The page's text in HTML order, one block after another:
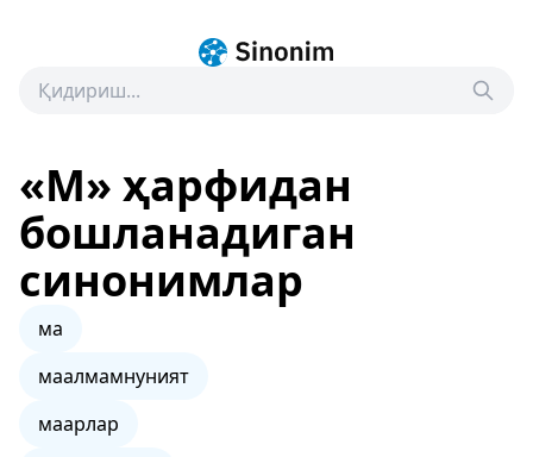
«М» ҳарфидан
бошланадиган
синонимлар
ма
маалмамнуният
маарлар